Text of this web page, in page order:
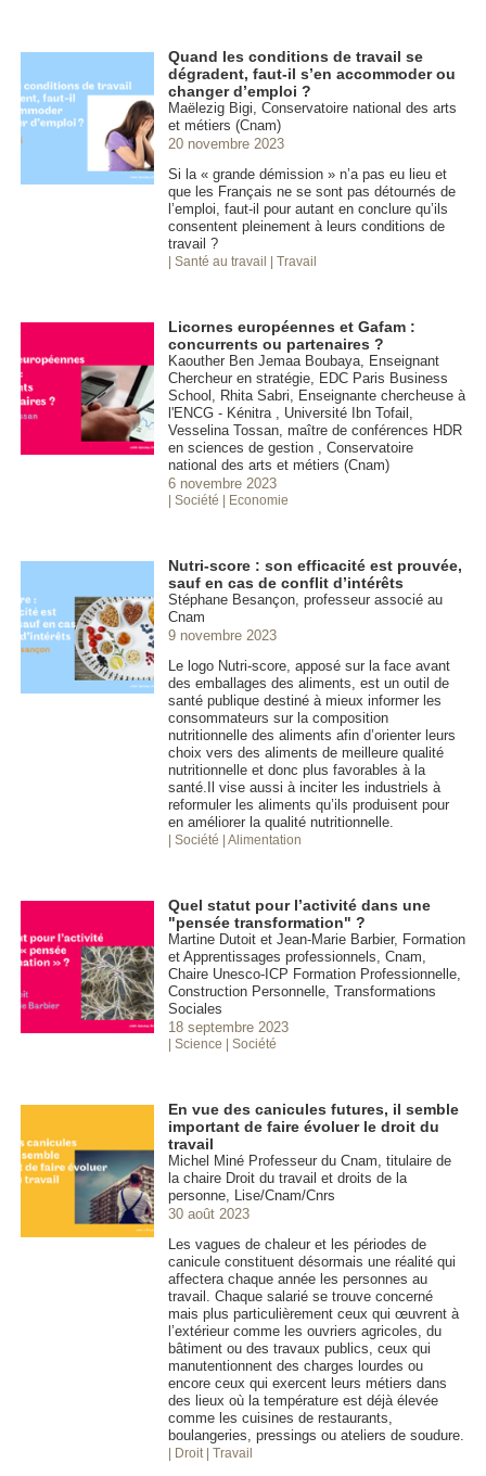
Quand les conditions de travail se
dégradent, faut-il s’en accommoder ou
changer d’emploi ?
Maëlezig Bigi, Conservatoire national des arts
et métiers (Cnam)
20 novembre 2023
Si la « grande démission » n’a pas eu lieu et
que les Français ne se sont pas détournés de
l’emploi, faut-il pour autant en conclure qu’ils
consentent pleinement à leurs conditions de
travail ?
| Santé au travail | Travail
Licornes européennes et Gafam :
concurrents ou partenaires ?
Kaouther Ben Jemaa Boubaya, Enseignant
Chercheur en stratégie, EDC Paris Business
School, Rhita Sabri, Enseignante chercheuse à
l'ENCG - Kénitra , Université Ibn Tofail,
Vesselina Tossan, maître de conférences HDR
en sciences de gestion , Conservatoire
national des arts et métiers (Cnam)
6 novembre 2023
| Société | Economie
Nutri-score : son efficacité est prouvée,
sauf en cas de conflit d’intérêts
Stéphane Besançon, professeur associé au
Cnam
9 novembre 2023
Le logo Nutri-score, apposé sur la face avant
des emballages des aliments, est un outil de
santé publique destiné à mieux informer les
consommateurs sur la composition
nutritionnelle des aliments afin d’orienter leurs
choix vers des aliments de meilleure qualité
nutritionnelle et donc plus favorables à la
santé.Il vise aussi à inciter les industriels à
reformuler les aliments qu’ils produisent pour
en améliorer la qualité nutritionnelle.
| Société | Alimentation
Quel statut pour l’activité dans une
"pensée transformation" ?
Martine Dutoit et Jean-Marie Barbier, Formation
et Apprentissages professionnels, Cnam,
Chaire Unesco-ICP Formation Professionnelle,
Construction Personnelle, Transformations
Sociales
18 septembre 2023
| Science | Société
En vue des canicules futures, il semble
important de faire évoluer le droit du
travail
Michel Miné Professeur du Cnam, titulaire de
la chaire Droit du travail et droits de la
personne, Lise/Cnam/Cnrs
30 août 2023
Les vagues de chaleur et les périodes de
canicule constituent désormais une réalité qui
affectera chaque année les personnes au
travail. Chaque salarié se trouve concerné
mais plus particulièrement ceux qui œuvrent à
l’extérieur comme les ouvriers agricoles, du
bâtiment ou des travaux publics, ceux qui
manutentionnent des charges lourdes ou
encore ceux qui exercent leurs métiers dans
des lieux où la température est déjà élevée
comme les cuisines de restaurants,
boulangeries, pressings ou ateliers de soudure.
| Droit | Travail